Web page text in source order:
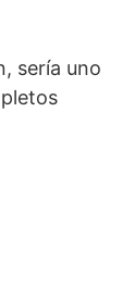
sería uno